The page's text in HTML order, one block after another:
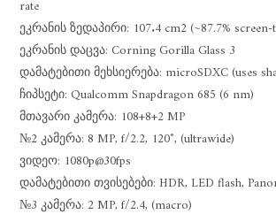
rate
ეკრანის ზედაპირი: 107.4 cm2 (~87.7%
ეკრანის დაცვა: Corning Gorilla Glass 3
დამატებითი მეხსიერება: microSDXC (uses
ჩიპსეტი: Qualcomm Snapdragon 685 (6 nm)
მთავარი კამერა: 108+8+2 MP
№2 კამერა: 8 MP, f/2.2, 120˚, (ultrawide)
ვიდეო: 1080p@30fps
დამატებითი თვისებები: HDR, LED flash,
№3 კამერა: 2 MP, f/2.4, (macro)